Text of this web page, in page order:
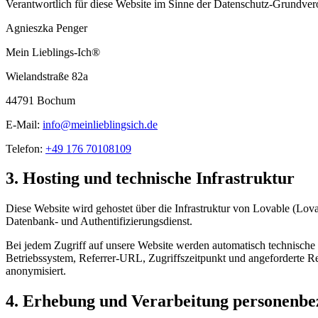
Verantwortlich für diese Website im Sinne der Datenschutz-
Agnieszka Penger
Mein Lieblings-Ich®
Wielandstraße 82a
44791 Bochum
E-Mail: info@meinlieblingsich.de
Telefon: +49 176 70108109
3. Hosting und technische Infrastruktur
Diese Website wird gehostet über die Infrastruktur von Lovable
Datenbank- und Authentifizierungsdienst.
Bei jedem Zugriff auf unsere Website werden automatisch
Betriebssystem, Referrer-URL, Zugriffszeitpunkt und angeforderte
anonymisiert.
4. Erhebung und Verarbeitung